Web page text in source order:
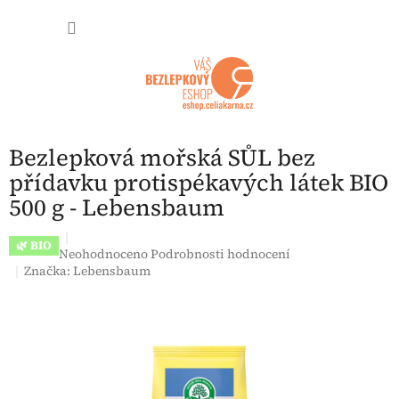
Bezlepková mořská SŮL bez
přídavku protispékavých látek BIO
500 g - Lebensbaum
🌿 BIO Průměrné hodnocení produktu je 0,0 z 5 hvězdiček.
NeohodnocenoPodrobnosti hodnocení
Značka:Lebensbaum